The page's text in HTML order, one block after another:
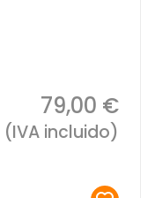
79,00 €
(IVA incluido)